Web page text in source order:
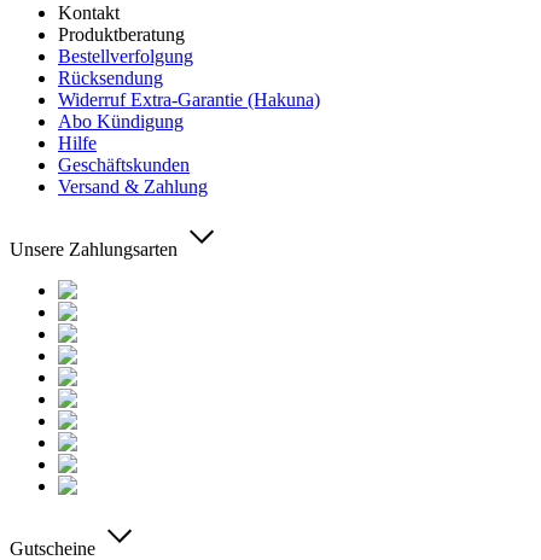
Kontakt
Produktberatung
Bestellverfolgung
Rücksendung
Widerruf Extra-Garantie (Hakuna)
Abo Kündigung
Hilfe
Geschäftskunden
Versand & Zahlung
Unsere Zahlungsarten
Gutscheine